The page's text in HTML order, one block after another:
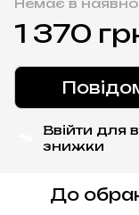
1 370
Ввійти для
знижки
До